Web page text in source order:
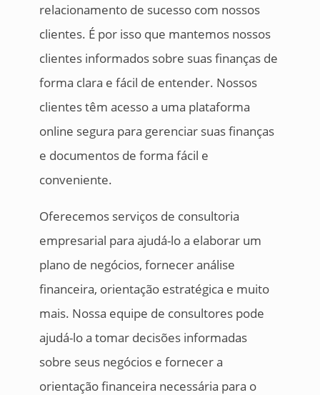
relacionamento de sucesso com nossos
clientes. É por isso que mantemos nossos
clientes informados sobre suas finanças de
forma clara e fácil de entender. Nossos
clientes têm acesso a uma plataforma
online segura para gerenciar suas finanças
e documentos de forma fácil e
conveniente.
Oferecemos serviços de consultoria
empresarial para ajudá-lo a elaborar um
plano de negócios, fornecer análise
financeira, orientação estratégica e muito
mais. Nossa equipe de consultores pode
ajudá-lo a tomar decisões informadas
sobre seus negócios e fornecer a
orientação financeira necessária para o